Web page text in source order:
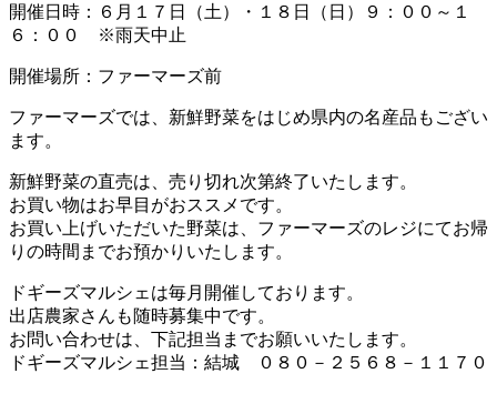
開催日時：６月１７日（土）・１８日（日）９：００～１
６：００ ※雨天中止
開催場所：ファーマーズ前
ファーマーズでは、新鮮野菜をはじめ県内の名産品もござい
ます。
新鮮野菜の直売は、売り切れ次第終了いたします。
お買い物はお早目がおススメです。
お買い上げいただいた野菜は、ファーマーズのレジにてお帰
りの時間までお預かりいたします。
ドギーズマルシェは毎月開催しております。
出店農家さんも随時募集中です。
お問い合わせは、下記担当までお願いいたします。
ドギーズマルシェ担当：結城 ０８０－２５６８－１１７０